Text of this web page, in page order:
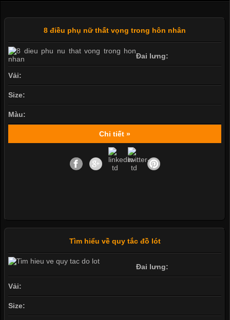
8 điều phụ nữ thất vọng trong hôn nhân
Đai lưng:
Vải:
Size:
Màu:
Chi tiết »
Tìm hiểu về quy tắc đồ lót
Đai lưng:
Vải:
Size: